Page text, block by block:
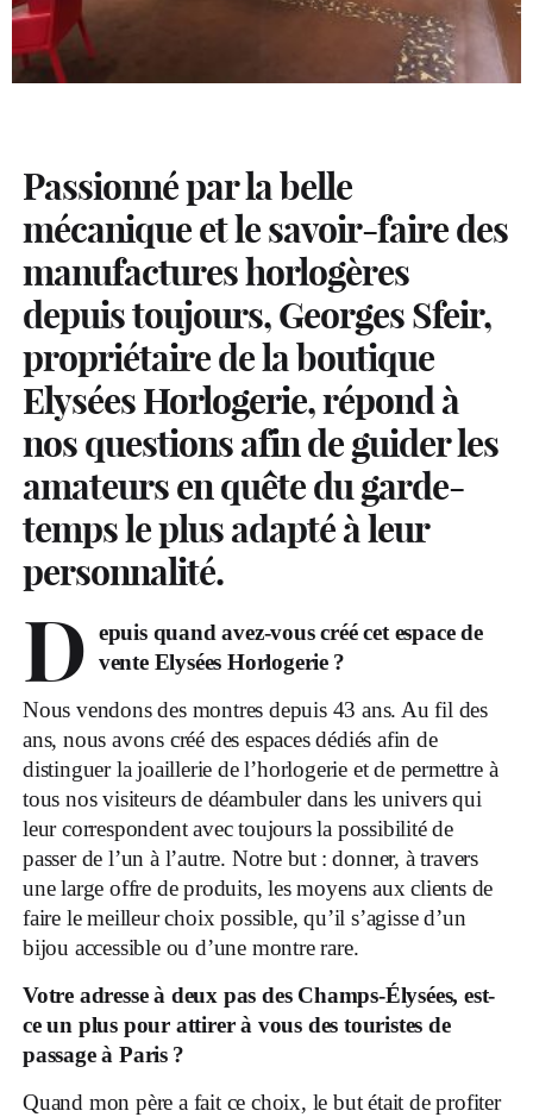
Passionné par la belle
mécanique et le savoir-faire des
manufactures horlogères
depuis toujours, Georges Sfeir,
propriétaire de la boutique
Elysées Horlogerie, répond à
nos questions afin de guider les
amateurs en quête du garde-
temps le plus adapté à leur
personnalité.
D epuis quand avez-vous créé cet espace de
vente Elysées Horlogerie ?
Nous vendons des montres depuis 43 ans. Au fil des
ans, nous avons créé des espaces dédiés afin de
distinguer la joaillerie de l’horlogerie et de permettre à
tous nos visiteurs de déambuler dans les univers qui
leur correspondent avec toujours la possibilité de
passer de l’un à l’autre. Notre but : donner, à travers
une large offre de produits, les moyens aux clients de
faire le meilleur choix possible, qu’il s’agisse d’un
bijou accessible ou d’une montre rare.
Votre adresse à deux pas des Champs-Élysées, est-
ce un plus pour attirer à vous des touristes de
passage à Paris ?
Quand mon père a fait ce choix, le but était de profiter